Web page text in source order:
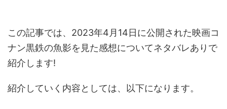
この記事では、2023年4月14日に公開された映画コ
ナン黒鉄の魚影を見た感想についてネタバレありで
紹介します!
紹介していく内容としては、以下になります。